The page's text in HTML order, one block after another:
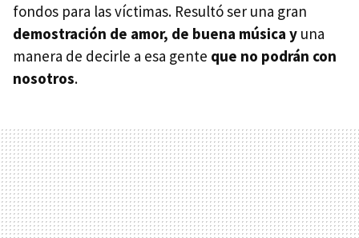
fondos para las víctimas. Resultó ser una gran
demostración de amor, de buena música y una
manera de decirle a esa gente que no podrán con
nosotros.